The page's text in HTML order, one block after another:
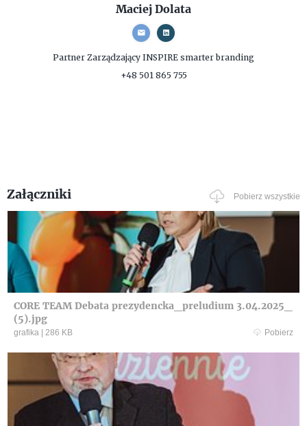
Maciej Dolata
Partner Zarządzający INSPIRE smarter branding
+48 501 865 755
Załączniki Pobierz wszystkie
CORE TEAM Debata prezydencka_preludium 3.04.2025_
(5).jpg
grafika | 286 KB Pobierz